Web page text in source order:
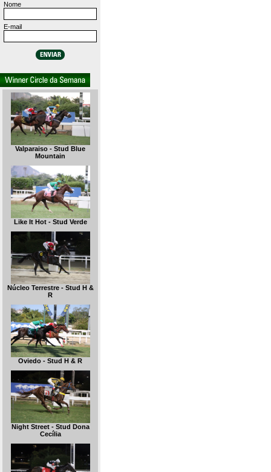
Nome
E-mail
Valparaiso - Stud Blue
Mountain
Like It Hot - Stud Verde
Núcleo Terrestre - Stud H &
R
Oviedo - Stud H & R
Night Street - Stud Dona
Cecília